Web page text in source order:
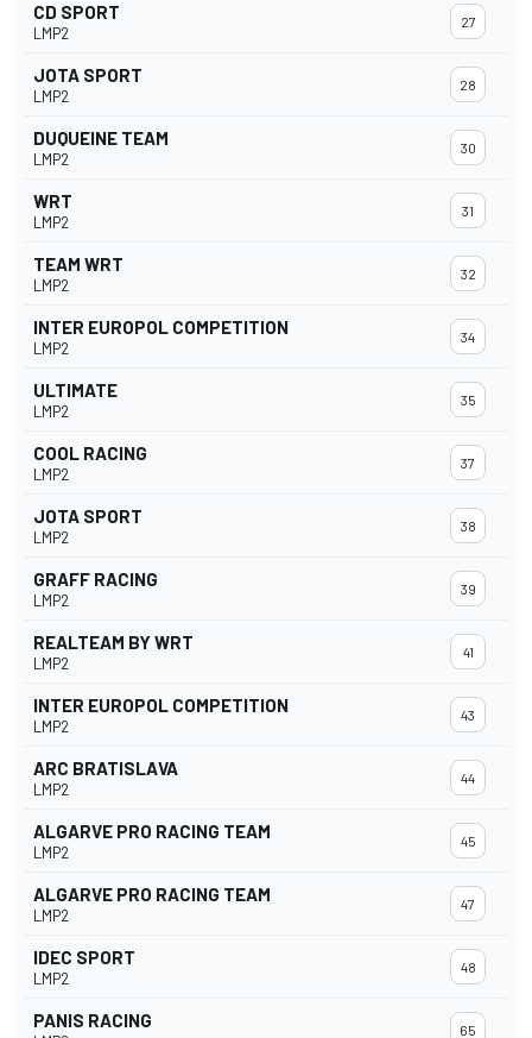
CD SPORT
LMP2
27
JOTA SPORT
LMP2
28
DUQUEINE TEAM
LMP2
30
WRT
LMP2
31
TEAM WRT
LMP2
32
INTER EUROPOL COMPETITION
LMP2
34
ULTIMATE
LMP2
35
COOL RACING
LMP2
37
JOTA SPORT
LMP2
38
GRAFF RACING
LMP2
39
REALTEAM BY WRT
LMP2
41
INTER EUROPOL COMPETITION
LMP2
43
ARC BRATISLAVA
LMP2
44
ALGARVE PRO RACING TEAM
LMP2
45
ALGARVE PRO RACING TEAM
LMP2
47
IDEC SPORT
LMP2
48
PANIS RACING 65